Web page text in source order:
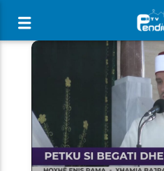
[There are no radio stations